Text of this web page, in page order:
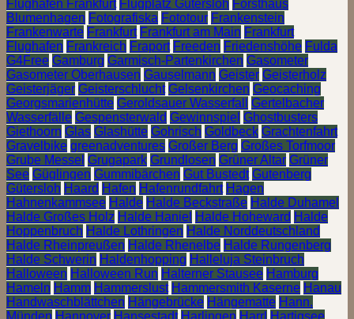
Flughafen Frankfurt Flugplatz Gütersloh Forsthaus
Blumenhagen Fotografiska Fototour Frankenstein
Frankenwarte Frankfurt Frankfurt am Main Frankfurt
Flughafen Frankreich Fraport Freeden Friedenshöhe Fulda
G4Free Gamburg Garmisch-Partenkirchen Gasometer
Gasometer Oberhausen Gauselmann Geister Geisterholz
Geisterjäger Geisterschlucht Gelsenkirchen Geocaching
Georgsmarienhütte Geroldsauer Wasserfall
Gertelbacher
Wasserfälle Gespensterwald Gewinnspiel Ghostbusters
Giethoorn Glas Glashütte Gohrisch Goldbeck Grachtenfahrt
Gravelbike greenadventures Großer Berg Großes Torfmoor
Grube Messel Grugapark Grundlosen Grüner Altar Grüner
See Güglingen Gummibärchen Gut Bustedt Gutenberg
Gütersloh Haard Hafen Hafenrundfahrt Hagen
Hahnenkammsee Halde Halde Beckstraße Halde Duhamel
Halde Großes Holz Halde Haniel Halde Hoheward Halde
Hoppenbruch Halde Lothringen Halde Norddeutschland
Halde Rheinpreußen Halde Rhenelbe Halde Rungenberg
Halde Schwerin Haldenhopping Halleluja Steinbruch
Halloween Halloween Run Halterner Stausee Hamburg
Hameln Hamm Hammerslust Hammersmith Kaserne Hanau
Handwaschblättchen Hängebrücke Hängematte Hann.
Münden Hannover Hansestadt Harlingen Harrl Hartigsee